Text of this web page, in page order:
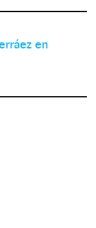
en